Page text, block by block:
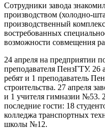
Сотрудники завода
производством (холодно-
производственный
востребованных
возможности совмещения
24 апреля на предприятии
преподавателя ПензГТУ.
ребят и 1 преподаватель
строительства. 27 апреля
и 1 учителя гимназии №53.
последние гости: 18
колледжа транспортных
школы №12.